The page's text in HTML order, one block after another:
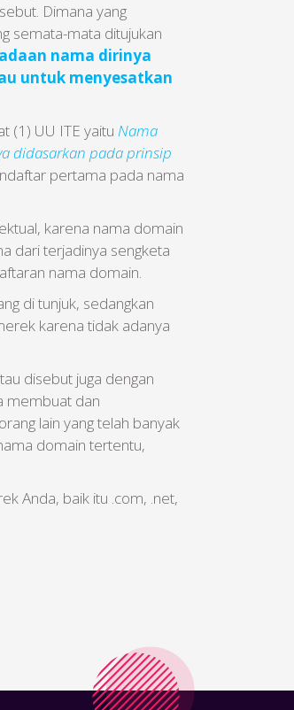
Dimana yang
semata-mata ditujukan
nama dirinya
untuk menyesatkan
(1) UU ITE yaitu Nama
didasarkan pada prinsip
pertama pada nama
karena nama domain
dari terjadinya sengketa
nama domain.
di tunjuk, sedangkan
karena tidak adanya
disebut juga dengan
membuat dan
lain yang telah banyak
domain tertentu,
Anda, baik itu .com, .net,